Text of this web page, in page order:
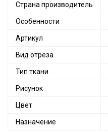
Страна производитель
Особенности
Артикул
Вид отреза
Тип ткани
Рисунок
Цвет
Назначение